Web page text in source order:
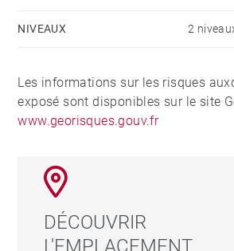
NIVEAUX 2
Les informations sur les risques
exposé sont disponibles sur le site
www.georisques.gouv.fr
DÉCOUVRIR
L'EMPLACEMENT